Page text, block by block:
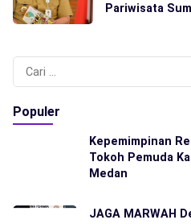
Pariwisata
Cari
untuk:
Populer
Kepemimpinan
Tokoh Pemuda
Medan
JAGA MARWAH